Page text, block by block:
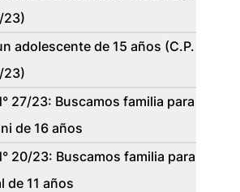
23)
adolescente de 15 años (C.P.
23)
27/23: Buscamos familia para
de 16 años
20/23: Buscamos familia para
de 11 años